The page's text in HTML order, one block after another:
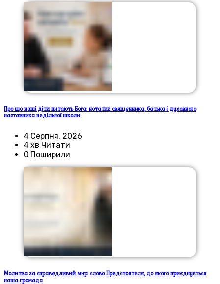
Про що наші діти питають Бога: нотатки священника, батька і духовного
наставника недільної школи
4 Серпня, 2026
4 хв Читати
0 Поширили
Молитва за справедливий мир: слово Предстоятеля, до якого приєднується
наша громада